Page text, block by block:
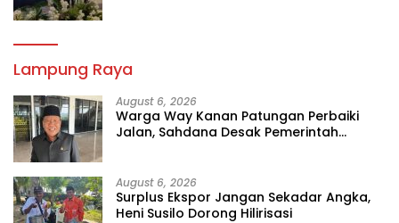
Lampung Raya
August 6, 2026
Warga Way Kanan Patungan Perbaiki
Jalan, Sahdana Desak Pemerintah
August 6, 2026
Surplus Ekspor Jangan Sekadar Angka,
Heni Susilo Dorong Hilirisasi